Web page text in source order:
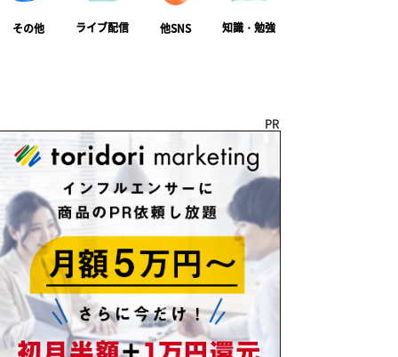
その他 ライブ配信 他SNS 知識・勉強
PR